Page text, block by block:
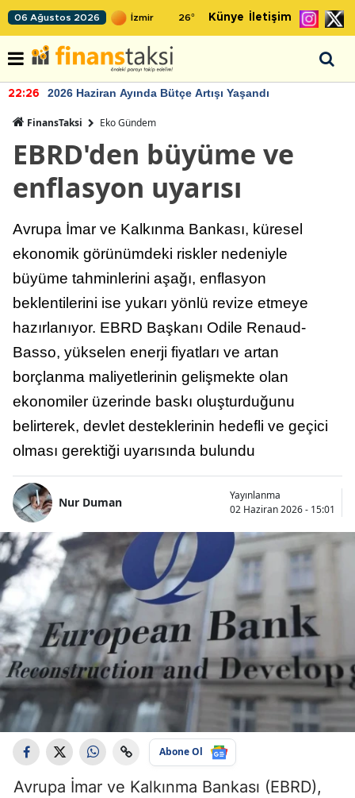
06 Ağustos 2026 26° Künye İletişim
22:26 2026 Haziran Ayında Bütçe Artışı Yaşandı
FinansTaksi Eko Gündem
EBRD'den büyüme ve
enflasyon uyarısı
Avrupa İmar ve Kalkınma Bankası, küresel
ekonomik görünümdeki riskler nedeniyle
büyüme tahminlerini aşağı, enflasyon
beklentilerini ise yukarı yönlü revize etmeye
hazırlanıyor. EBRD Başkanı Odile Renaud-
Basso, yükselen enerji fiyatları ve artan
borçlanma maliyetlerinin gelişmekte olan
ekonomiler üzerinde baskı oluşturduğunu
belirterek, devlet desteklerinin hedefli ve geçici
olması gerektiği uyarısında bulundu
Nur Duman
Yayınlanma
02 Haziran 2026 - 15:01
Abone Ol
Avrupa İmar ve Kalkınma Bankası (EBRD),